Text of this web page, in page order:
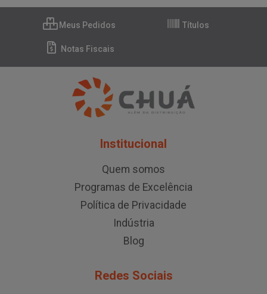
Meus Pedidos Títulos
Notas Fiscais
Institucional
Quem somos
Programas de Excelência
Política de Privacidade
Indústria
Blog
Redes Sociais